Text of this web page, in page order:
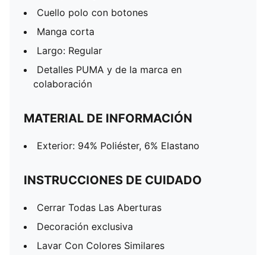
Cuello polo con botones
Manga corta
Largo: Regular
Detalles PUMA y de la marca en
colaboración
MATERIAL DE INFORMACIÓN
Exterior: 94% Poliéster, 6% Elastano
INSTRUCCIONES DE CUIDADO
Cerrar Todas Las Aberturas
Decoración exclusiva
Lavar Con Colores Similares